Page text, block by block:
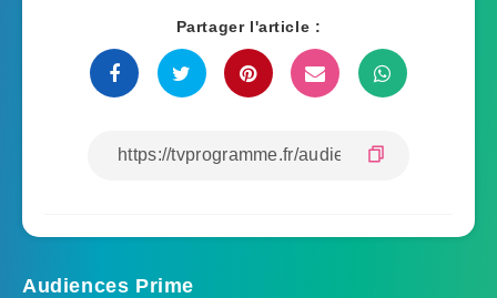
Partager l'article :
Audiences Prime